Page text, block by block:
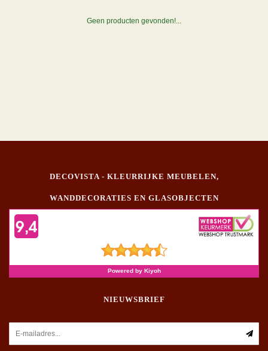
Geen producten gevonden!...
DECOVISTA - KLEURRIJKE MEUBELEN,
WANDDECORATIES EN GLASOBJECTEN
NIEUWSBRIEF